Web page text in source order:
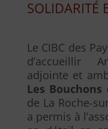
SOLIDARITÉ
Le CIBC des
d’accueillir
adjointe et
Les Bouchons
de La Roche-
a permis à